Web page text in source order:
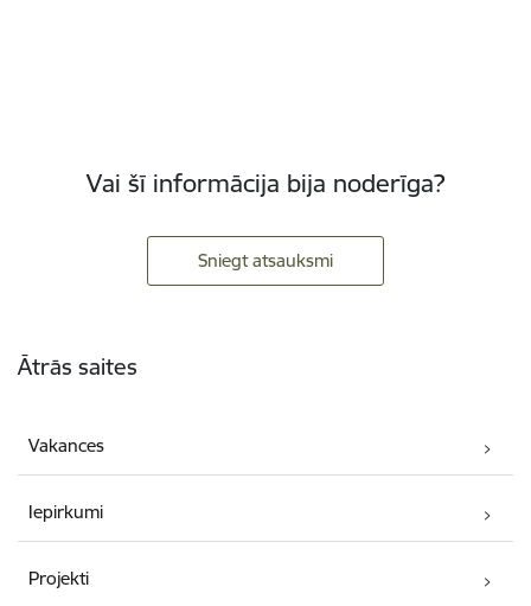
Vai šī informācija bija noderīga?
Sniegt atsauksmi
Ātrās saites
Vakances
Iepirkumi
Projekti